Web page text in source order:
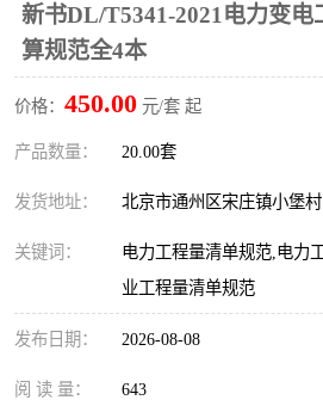
新书DL/T5341-2021电力变电
算规范全4本
价格： 450.00 元/套 起
产品数量： 20.00套
发货地址： 北京市通州区宋庄镇小堡村
关键词：
电力工程量清单规范,电力
业工程量清单规范
发布日期： 2026-08-08
阅 读 量： 643
电网技改,拆除,检修定额 炼
信息通信建设工程预算定
额
火
湖北建设工程消耗量定额
煤炭建设工程预算定额 钢
黄金矿山工程预算定额 冶
算
冶金工业建设工程预算定
额
人
电子工程概预算定额